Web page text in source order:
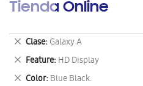
Tienda Online
Clase Galaxy A
Eliminar
este
artículo
Feature HD Display
Eliminar
este
Color Blue Black.
Eliminar